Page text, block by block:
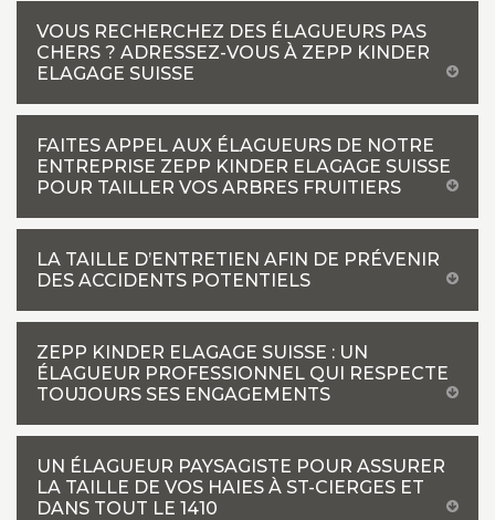
VOUS RECHERCHEZ DES ÉLAGUEURS PAS
CHERS ? ADRESSEZ-VOUS À ZEPP KINDER
ELAGAGE SUISSE
FAITES APPEL AUX ÉLAGUEURS DE NOTRE
ENTREPRISE ZEPP KINDER ELAGAGE SUISSE
POUR TAILLER VOS ARBRES FRUITIERS
LA TAILLE D’ENTRETIEN AFIN DE PRÉVENIR
DES ACCIDENTS POTENTIELS
ZEPP KINDER ELAGAGE SUISSE : UN
ÉLAGUEUR PROFESSIONNEL QUI RESPECTE
TOUJOURS SES ENGAGEMENTS
UN ÉLAGUEUR PAYSAGISTE POUR ASSURER
LA TAILLE DE VOS HAIES À ST-CIERGES ET
DANS TOUT LE 1410